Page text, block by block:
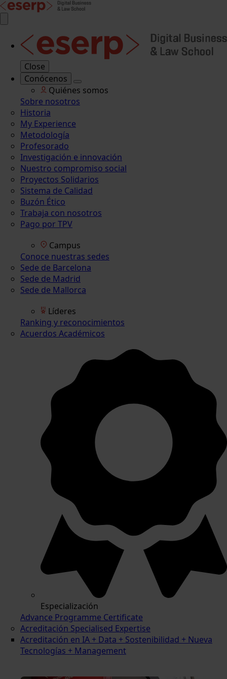
Close
Conócenos
Quiénes somos
Sobre nosotros
Historia
My Experience
Metodología
Profesorado
Investigación e innovación
Nuestro compromiso social
Proyectos Solidarios
Sistema de Calidad
Buzón Ético
Trabaja con nosotros
Pago por TPV
Campus
Conoce nuestras sedes
Sede de Barcelona
Sede de Madrid
Sede de Mallorca
Líderes
Ranking y reconocimientos
Acuerdos Académicos
Especialización
Advance Programme Certificate
Acreditación Specialised Expertise
Acreditación en IA + Data + Sostenibilidad + Nueva
Tecnologías + Management